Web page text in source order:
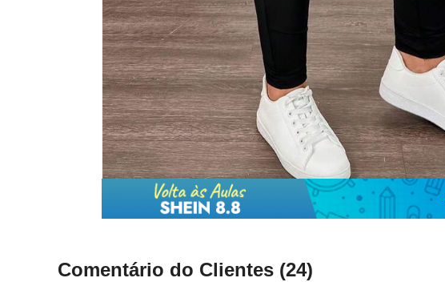
Comentário do Clientes (24)